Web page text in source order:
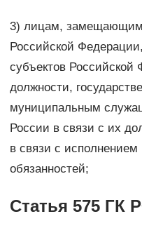
3) лицам, замещающим
Российской
субъектов
должности,
муниципальным
России в связи с их
в связи с
обязанностей;
Статья 575 ГК